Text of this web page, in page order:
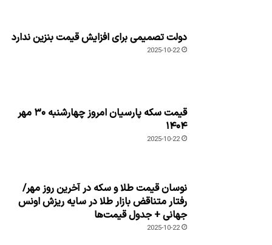
دولت تصمیمی برای افزایش قیمت بنزین ندارد
2025-10-22
قیمت سکه پارسیان امروز چهارشنبه ۳۰ مهر
۱۴۰۴
2025-10-22
نوسان قیمت طلا و سکه در آخرین روز مهر/
رفتار متناقض بازار طلا در سایه ریزش اونس
جهانی + جدول قیمت‌ها
2025-10-22